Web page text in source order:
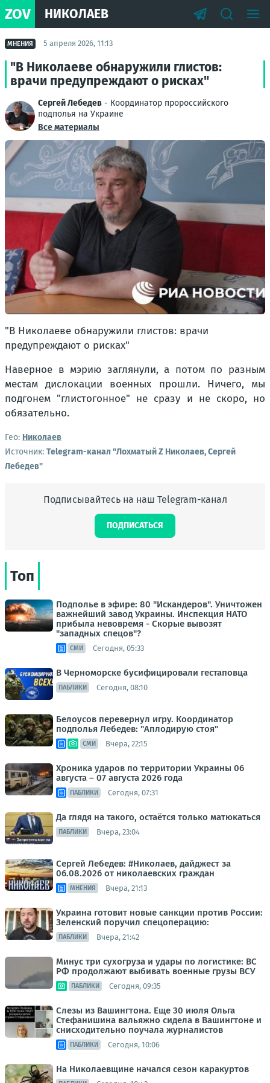
ZOV НИКОЛАЕВ
МНЕНИЯ 5 апреля 2026, 11:13
"В Николаеве обнаружили глистов:
врачи предупреждают о рисках"
Сергей Лебедев - Координатор пророссийского
подполья на Украине
Все материалы
"В Николаеве обнаружили глистов: врачи
предупреждают о рисках"
Наверное в мэрию заглянули, а потом по разным
местам дислокации военных прошли. Ничего, мы
подгонем "глистогонное" не сразу и не скоро, но
обязательно.
Гео: Николаев
Источник: Telegram-канал "Лохматый Z Николаев, Сергей
Лебедев"
Подписывайтесь на наш Telegram-канал
ПОДПИСАТЬСЯ
Топ
Подполье в эфире: 80 "Искандеров". Уничтожен
важнейший завод Украины. Инспекция НАТО
прибыла невовремя - Скорые вывозят
"западных спецов"?
СМИ Сегодня, 05:33
В Черноморске бусифицировали гестаповца
ПАБЛИКИ Сегодня, 08:10
Белоусов перевернул игру. Координатор
подполья Лебедев: "Аплодирую стоя"
СМИ Вчера, 22:15
Хроника ударов по территории Украины 06
августа – 07 августа 2026 года
ПАБЛИКИ Сегодня, 07:31
Да глядя на такого, остаётся только матюкаться
ПАБЛИКИ Вчера, 23:04
Сергей Лебедев: #Николаев, дайджест за
06.08.2026 от николаевских граждан
МНЕНИЯ Вчера, 21:13
Украина готовит новые санкции против России:
Зеленский поручил спецоперацию:
ПАБЛИКИ Вчера, 21:42
Минус три сухогруза и удары по логистике: ВС
РФ продолжают выбивать военные грузы ВСУ
ПАБЛИКИ Сегодня, 09:35
Слезы из Вашингтона. Еще 30 июля Ольга
Стефанишина вальяжно сидела в Вашингтоне и
снисходительно поучала журналистов
ПАБЛИКИ Сегодня, 10:06
На Николаевщине начался сезон каракуртов